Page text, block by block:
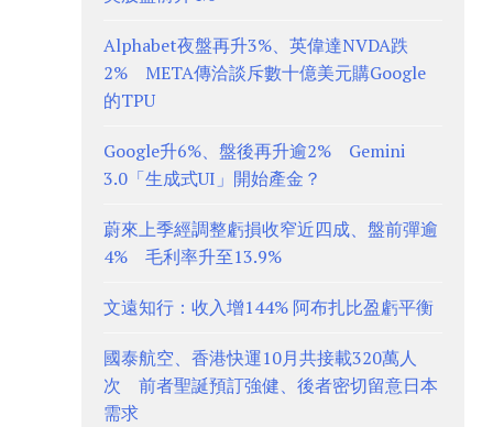
Alphabet夜盤再升3%、英偉達NVDA跌
2% META傳洽談斥數十億美元購Google
的TPU
Google升6%、盤後再升逾2% Gemini
3.0「生成式UI」開始產金？
蔚來上季經調整虧損收窄近四成、盤前彈逾
4% 毛利率升至13.9%
文遠知行：收入增144% 阿布扎比盈虧平衡
國泰航空、香港快運10月共接載320萬人
次 前者聖誕預訂強健、後者密切留意日本
需求